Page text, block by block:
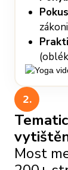
2.
Most